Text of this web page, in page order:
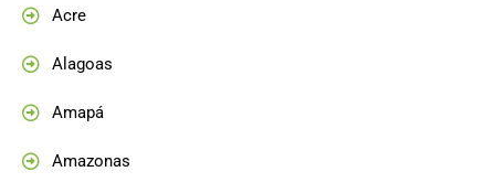
Acre
Alagoas
Amapá
Amazonas